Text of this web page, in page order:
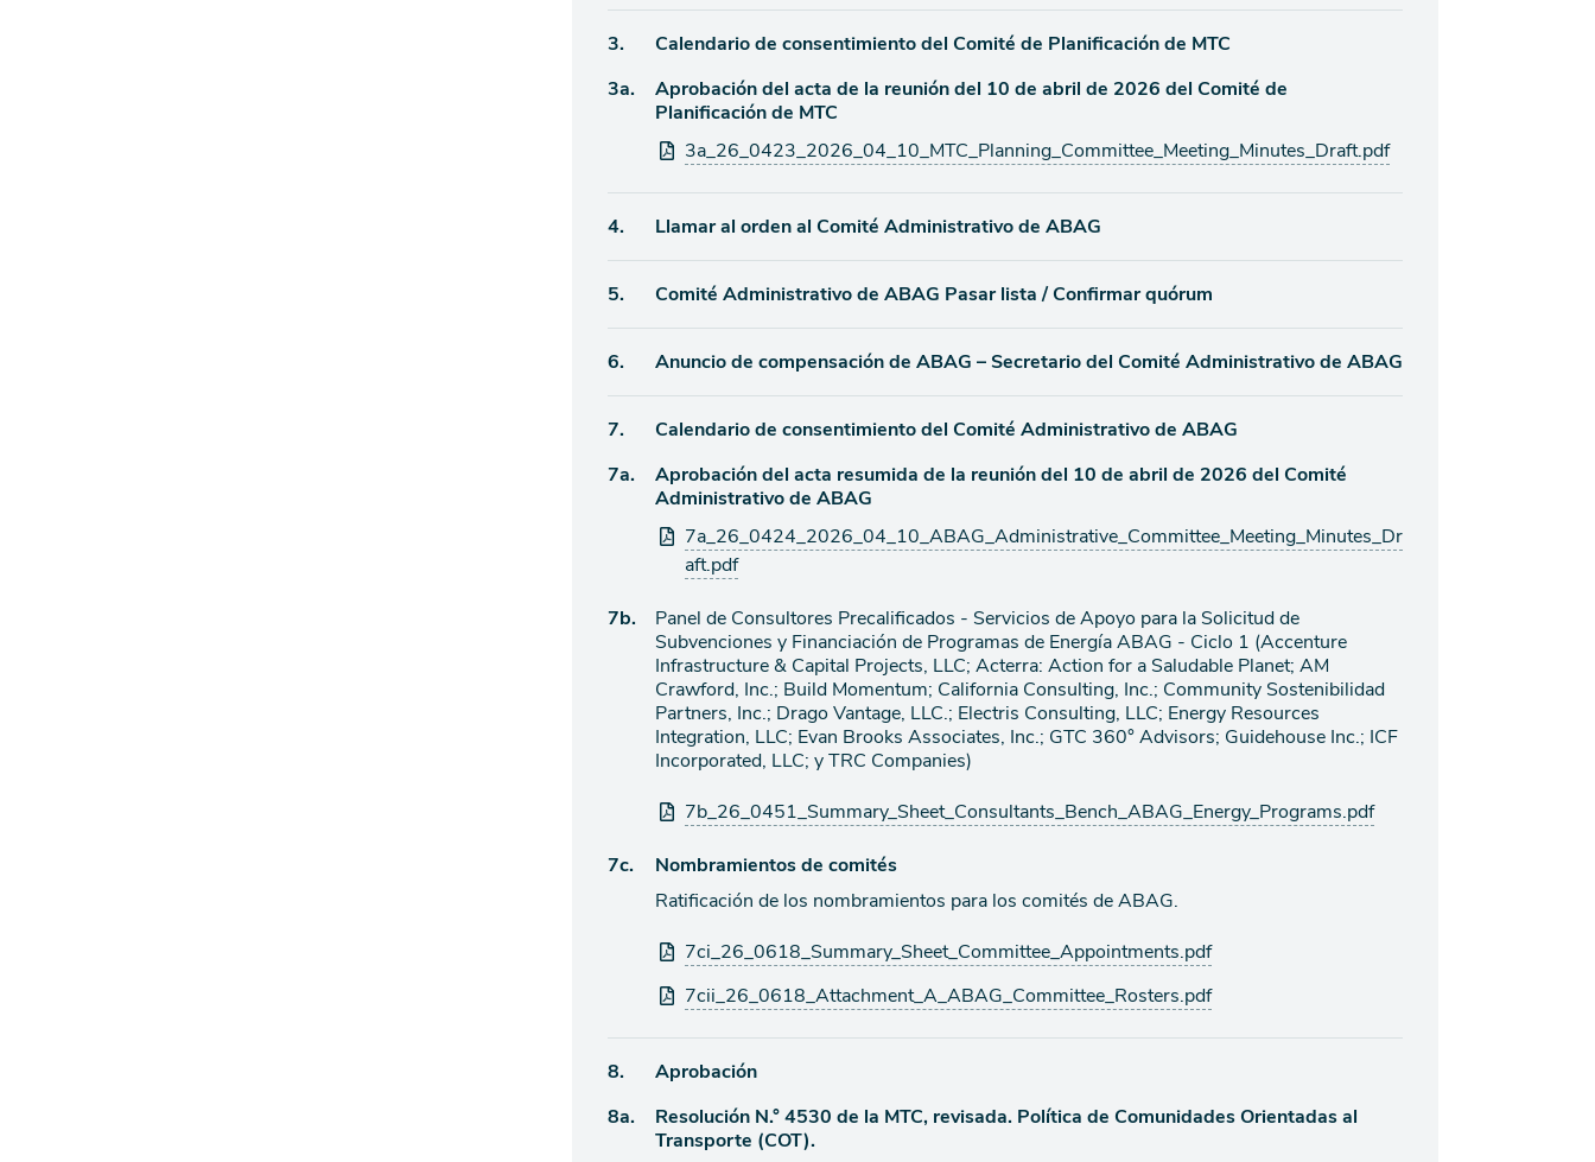
agenda
Ítem
de
agenda
3.
Calendario de consentimiento del Comité de Planificación de MTC
Ítem
agenda
3a.
Aprobación del acta de la reunión del 10 de abril de 2026 del Comité de
Planificación de MTC
Archivos
adjuntos
3a_26_0423_2026_04_10_MTC_Planning_Committee_Meeting_Minutes_Draft.pdf
Ítem
agenda
4. Llamar al orden al Comité Administrativo de ABAG
Ítem
agenda
5. Comité Administrativo de ABAG Pasar lista / Confirmar quórum
Ítem
agenda
6. Anuncio de compensación de ABAG – Secretario del Comité Administrativo de ABAG
Ítem
de
agenda
7.
Calendario de consentimiento del Comité Administrativo de ABAG
Ítem
agenda
7a.
Aprobación del acta resumida de la reunión del 10 de abril de 2026 del Comité
Administrativo de ABAG
Archivos
adjuntos
7a_26_0424_2026_04_10_ABAG_Administrative_Committee_Meeting_Minutes_Dr
aft.pdf
Ítem
agenda
7b.
Panel de Consultores Precalificados - Servicios de Apoyo para la Solicitud de
Subvenciones y Financiación de Programas de Energía ABAG - Ciclo 1 (Accenture
Infrastructure & Capital Projects, LLC; Acterra: Action for a Saludable Planet; AM
Crawford, Inc.; Build Momentum; California Consulting, Inc.; Community Sostenibilidad
Partners, Inc.; Drago Vantage, LLC.; Electris Consulting, LLC; Energy Resources
Integration, LLC; Evan Brooks Associates, Inc.; GTC 360° Advisors; Guidehouse Inc.; ICF
Incorporated, LLC; y TRC Companies)
Archivos
adjuntos
7b_26_0451_Summary_Sheet_Consultants_Bench_ABAG_Energy_Programs.pdf
Ítem
7c.
Nombramientos de comités
Ratificación de los nombramientos para los comités de ABAG.
Archivos
adjuntos
7ci_26_0618_Summary_Sheet_Committee_Appointments.pdf
7cii_26_0618_Attachment_A_ABAG_Committee_Rosters.pdf
Ítem
de
agenda
8.
Aprobación
Ítem
8a.
Resolución N.° 4530 de la MTC, revisada. Política de Comunidades Orientadas al
Transporte (COT).